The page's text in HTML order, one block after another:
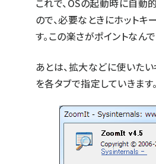
これで、OSの起動時に自
ので、必要なときにホットキ
す。この楽さがポイントなんで
あとは、拡大などに使いた
を各タブで指定していきます。